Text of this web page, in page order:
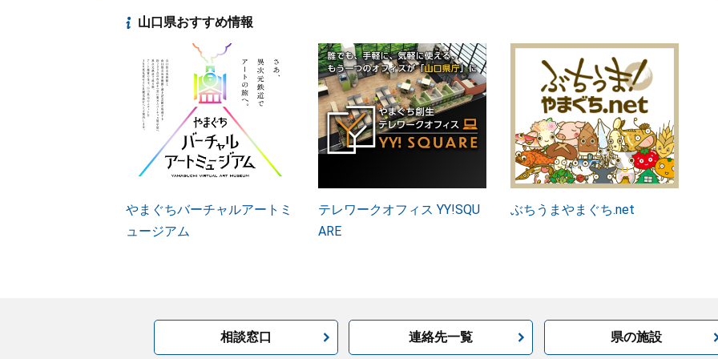
山口県おすすめ情報
やまぐちバーチャルアートミ
ュージアム
テレワークオフィス YY!SQU
ARE
ぶちうまやまぐち.net
相談窓口 連絡先一覧 県の施設